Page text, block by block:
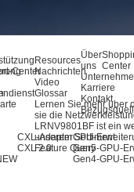
CXL-Adapter
CXL 2.0
GPU-
Gen5-GPU-
Gen4-GPU-
Center
Resources
Nachrichten
Video
Glossar
Lernen Sie mehr über
sie die
LRNV9801BF ist ein
unserem Sortiment.
Feature Query
Über
uns
Karriere
Kontakt
Center